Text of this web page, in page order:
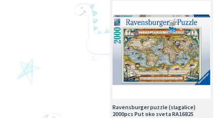
Ravensburger puzzle (slagalice)
2000pcs Put oko sveta RA16825